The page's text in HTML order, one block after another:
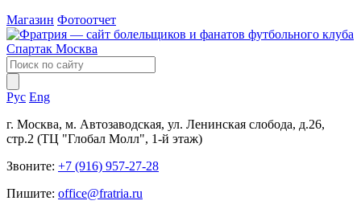
Магазин Фотоотчет
Рус Eng
г. Москва, м. Автозаводская, ул. Ленинская слобода, д.26,
стр.2 (ТЦ "Глобал Молл", 1-й этаж)
Звоните: +7 (916) 957-27-28
Пишите: office@fratria.ru